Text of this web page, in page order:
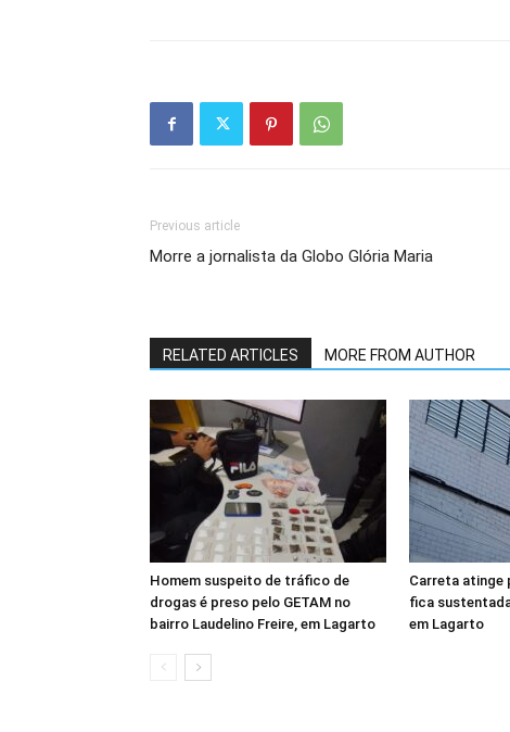
Previous article
Morre a jornalista da Globo Glória Maria
RELATED ARTICLES MORE FROM AUTHOR
Homem suspeito de tráfico de
drogas é preso pelo GETAM no
bairro Laudelino Freire, em Lagarto
Carreta atinge
fica
em Lagarto